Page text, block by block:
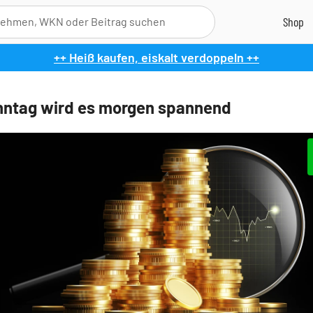
++ Heiß kaufen, eiskalt verdoppeln ++
wird es morgen spannend